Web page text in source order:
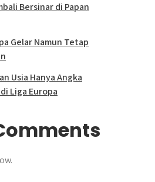
Bersinar di Papan
Gelar Namun Tetap
Usia Hanya Angka
Liga Europa